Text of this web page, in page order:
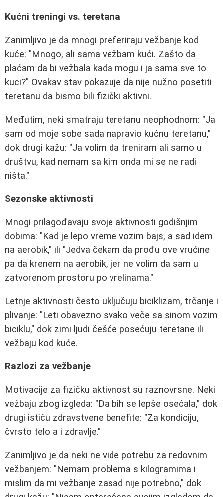
Kućni treningi vs. teretana
Zanimljivo je da mnogi preferiraju vežbanje kod
kuće: "Mnogo, ali sama vežbam kući. Zašto da
plaćam da bi vežbala kada mogu i ja sama sve to
kuci?" Ovakav stav pokazuje da nije nužno posetiti
teretanu da bismo bili fizički aktivni.
Međutim, neki smatraju teretanu neophodnom: "Ja
sam od moje sobe sada napravio kućnu teretanu,"
dok drugi kažu: "Ja volim da treniram ali samo u
društvu, kad nemam sa kim onda mi se ne radi
ništa."
Sezonske aktivnosti
Mnogi prilagođavaju svoje aktivnosti godišnjim
dobima: "Kad je lepo vreme vozim bajs, a sad idem
na aerobik," ili "Jedva čekam da prođu ove vrućine
pa da krenem na aerobik, jer ne volim da sam u
zatvorenom prostoru po vrelinama."
Letnje aktivnosti često uključuju biciklizam, trčanje i
plivanje: "Leti obavezno svako veče sa sinom vozim
biciklu," dok zimi ljudi češće posećuju teretane ili
vežbaju kod kuće.
Razlozi za vežbanje
Motivacije za fizičku aktivnost su raznovrsne. Neki
vežbaju zbog izgleda: "Da bih se lepše osećala," dok
drugi ističu zdravstvene benefite: "Za kondiciju,
čvrsto telo a i zdravlje."
Zanimljivo je da neki ne vide potrebu za redovnim
vežbanjem: "Nemam problema s kilogramima i
mislim da mi vežbanje zasad nije potrebno," dok